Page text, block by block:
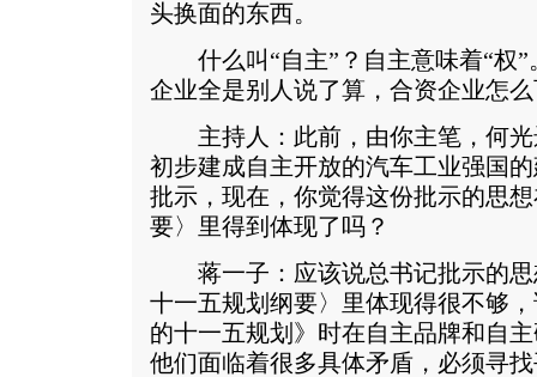
头换面的东西。
什么叫“自主”？自主意味着“权”
企业全是别人说了算，合资企业怎
主持人：此前，由你主笔，何光
初步建成自主开放的汽车工业强国
批示，现在，你觉得这份批示的思
要〉里得到体现了吗？
蒋一子：应该说总书记批示的思
十一五规划纲要〉里体现得很不够
的十一五规划》时在自主品牌和自
他们面临着很多具体矛盾，必须寻